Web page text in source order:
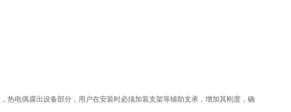
热电偶露出设备部分，用户在安装时必须加装支架等辅助支承，增加其刚度，确